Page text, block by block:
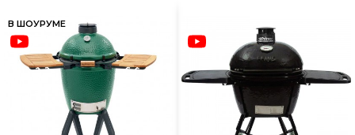
В ШОУРУМЕ